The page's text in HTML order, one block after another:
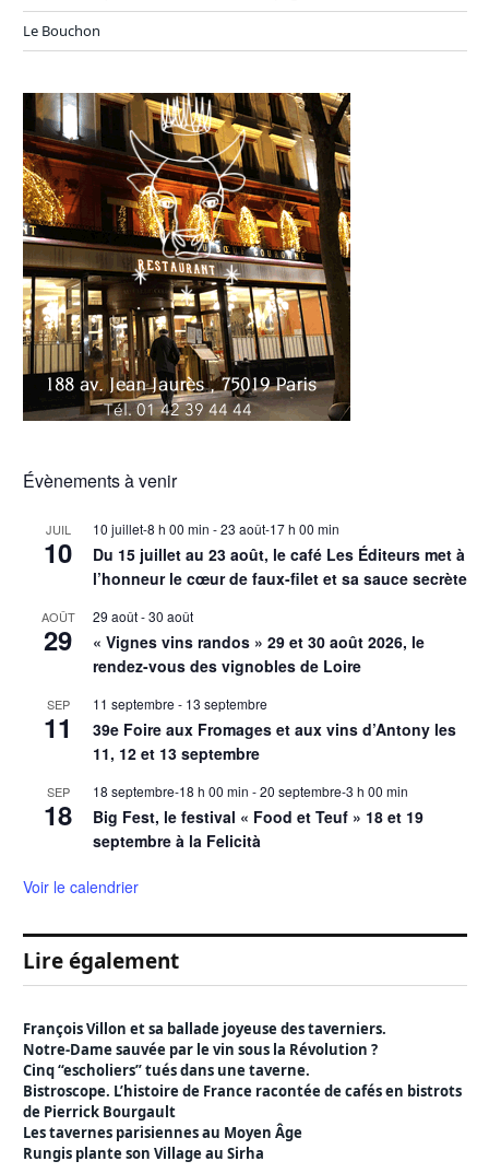
Le Bouchon
Évènements à venir
JUIL
10
10 juillet-8 h 00 min -23 août-17 h 00 min
Du 15 juillet au 23 août, le café Les Éditeurs met à
l’honneur le cœur de faux-filet et sa sauce secrète
AOÛT
29
29 août-30 août
« Vignes vins randos » 29 et 30 août 2026, le
rendez-vous des vignobles de Loire
SEP
11
11 septembre - 13 septembre
39e Foire aux Fromages et aux vins d’Antony les
11, 12 et 13 septembre
SEP
18
18 septembre-18 h 00 min -20 septembre-3 h 00 min
Big Fest, le festival « Food et Teuf » 18 et 19
septembre à la Felicità
Voir le calendrier
Lire également
François Villon et sa ballade joyeuse des taverniers.
Notre-Dame sauvée par le vin sous la Révolution ?
Cinq “escholiers” tués dans une taverne.
Bistroscope. L’histoire de France racontée de cafés en bistrots
de Pierrick Bourgault
Les tavernes parisiennes au Moyen Âge
Rungis plante son Village au Sirha